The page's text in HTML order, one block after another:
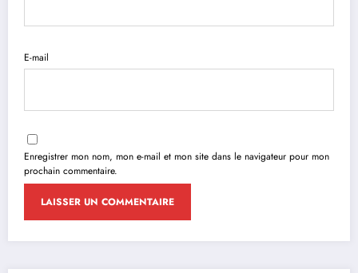
E-mail
Enregistrer mon nom, mon e-mail et mon site dans le navigateur pour mon
prochain commentaire.